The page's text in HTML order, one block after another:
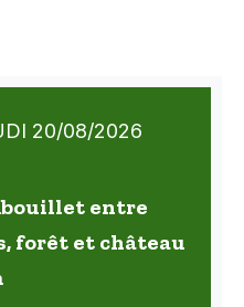
20/08/2026
entre
forêt et château